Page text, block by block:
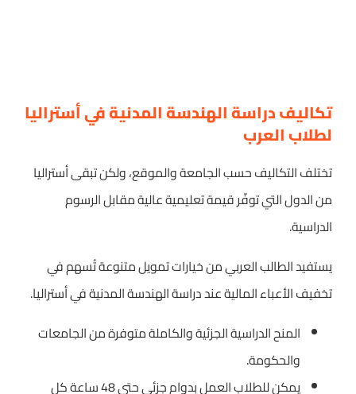
تكاليف دراسة الهندسة المدنية في أستراليا
لطلاب العرب
تختلف التكاليف حسب الجامعة والموقع، ولكن تبقى أستراليا
من الدول التي توفّر قيمة تعليمية عالية مقابل الرسوم
الدراسية.
يستفيد الطالب العربي من خيارات تمويل متنوعة تُسهم في
تخفيف الأعباء المالية عند دراسة الهندسة المدنية في أستراليا.
المنح الدراسية الجزئية والكاملة متوفرة من الجامعات
والحكومة.
يمكن للطلاب العمل بدوام جزئي حتى 48 ساعة كل